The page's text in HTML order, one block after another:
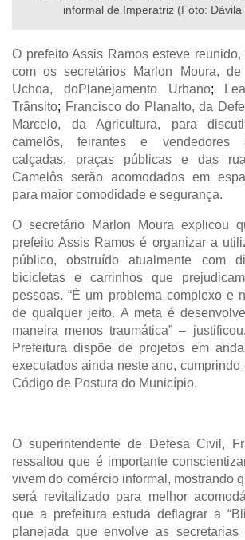
informal de Imperatriz (Foto: Dávila
O prefeito Assis Ramos esteve reunido,
com os secretários Marlon Moura, de
Uchoa, doPlanejamento Urbano;
Trânsito; Francisco do Planalto, da
Marcelo, da Agricultura, para
camelôs, feirantes e vendedores
calçadas, praças públicas e das
Camelôs serão acomodados em
para maior comodidade e segurança.
O secretário Marlon Moura explicou
prefeito Assis Ramos é organizar a
público, obstruído atualmente com
bicicletas e carrinhos que
pessoas. “É um problema complexo e
de qualquer jeito. A meta é
maneira menos traumática” –
Prefeitura dispõe de projetos em
executados ainda neste ano,
Código de Postura do Município.
O superintendente de Defesa Civil,
ressaltou que é importante
vivem do comércio informal, mostrando
será revitalizado para melhor
que a prefeitura estuda deflagrar a
planejada que envolve as secretarias